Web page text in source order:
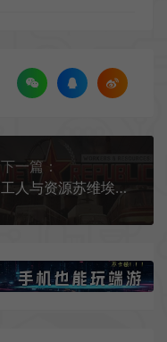
下一篇：
工人与资源苏维埃共和国 / Workers & Resources Soviet Republic 计划经济策略游戏|下载